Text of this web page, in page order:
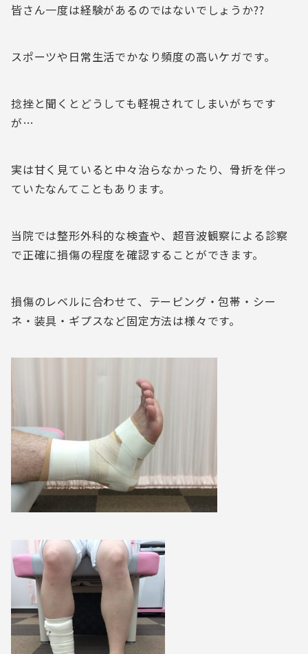
皆さん一度は経験があるのではないでしょうか??
スポーツや日常生活でかなり頻度の高いケガです。
捻挫と聞くとどうしても軽視されてしまいがちです
が…
実は甘く見ていると中々治らなかったり、骨折を伴っ
ていたなんてこともあります。
当院では整形外科的な検査や、超音波観察による診察
で正確に損傷の程度を確認することができます。
損傷のレベルに合わせて、テーピング・包帯・シー
ネ・装具・ギプスなど固定方法は様々です。